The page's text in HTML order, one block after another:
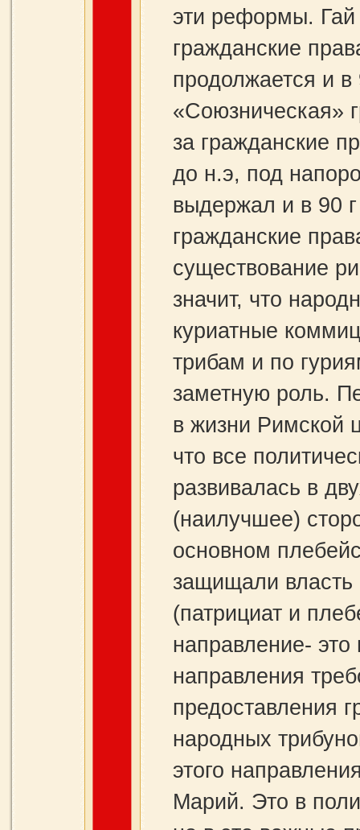
эти реформы. Гай
гражданские
продолжается и в
«Союзническая»
за гражданские
до н.э, под
выдержал и в 90
гражданские
существование
значит, что
куриатные
трибам и по
заметную роль.
в жизни Римской
что все
развивалась в
(наилучшее)
основном
защищали власть
(патрициат и
направление- это
направления
предоставления
народных
этого
Марий. Это в